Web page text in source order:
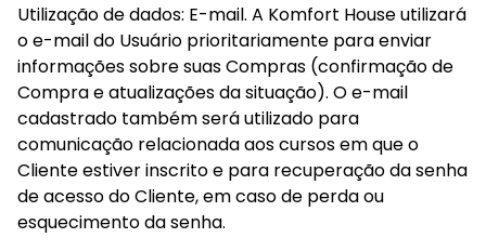
Utilização de dados: E-mail. A Komfort House utilizará
o e-mail do Usuário prioritariamente para enviar
informações sobre suas Compras (confirmação de
Compra e atualizações da situação). O e-mail
cadastrado também será utilizado para
comunicação relacionada aos cursos em que o
Cliente estiver inscrito e para recuperação da senha
de acesso do Cliente, em caso de perda ou
esquecimento da senha.